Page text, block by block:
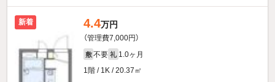
新着 4.4万円
（管理費7,000円）
敷 不要 礼 1.0ヶ月
1階 / 1K / 20.37㎡